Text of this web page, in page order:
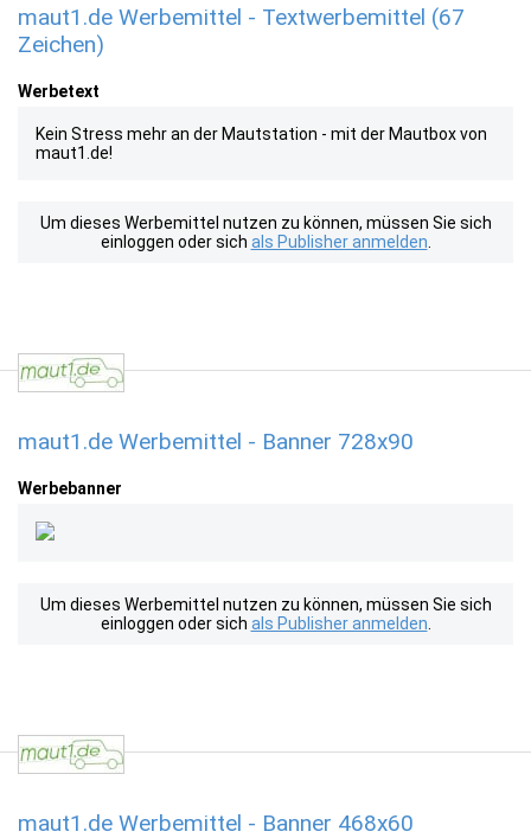
maut1.de Werbemittel - Textwerbemittel (67
Zeichen)
Werbetext
Kein Stress mehr an der Mautstation - mit der Mautbox von
maut1.de!
Um dieses Werbemittel nutzen zu können, müssen Sie sich
einloggen oder sich als Publisher anmelden
maut1.de Werbemittel - Banner 728x90
Werbebanner
Um dieses Werbemittel nutzen zu können, müssen Sie sich
einloggen oder sich als Publisher anmelden
maut1.de Werbemittel - Banner 468x60